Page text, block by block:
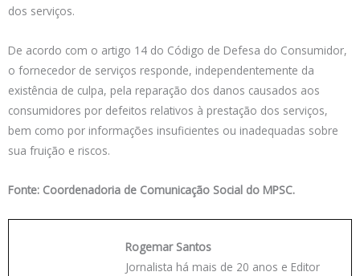
dos serviços.
De acordo com o artigo 14 do Código de Defesa do Consumidor,
o fornecedor de serviços responde, independentemente da
existência de culpa, pela reparação dos danos causados aos
consumidores por defeitos relativos à prestação dos serviços,
bem como por informações insuficientes ou inadequadas sobre
sua fruição e riscos.
Fonte: Coordenadoria de Comunicação Social do MPSC.
Rogemar Santos
Jornalista há mais de 20 anos e Editor